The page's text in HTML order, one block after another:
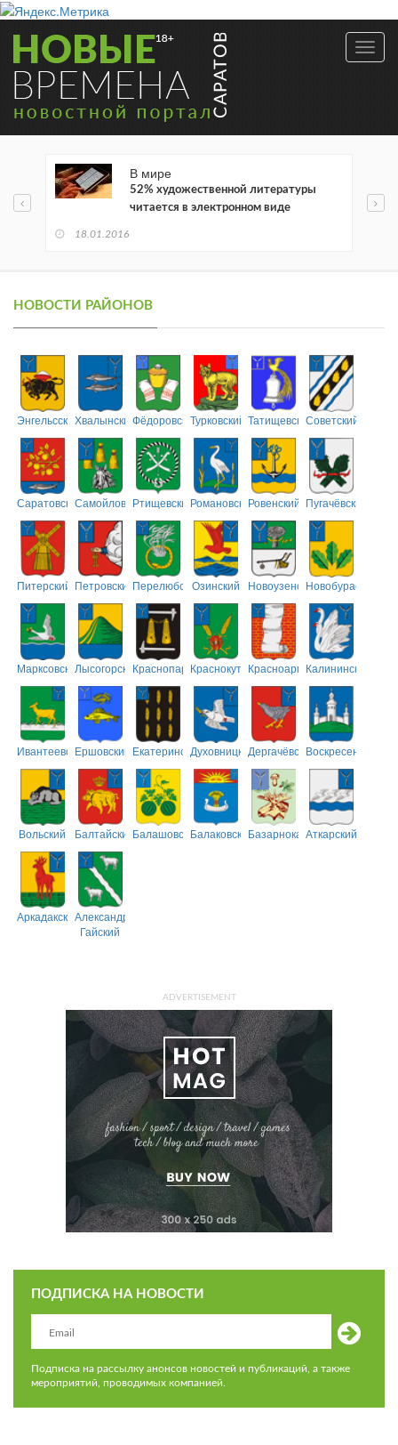
В мире
52% художественной литературы
читается в электронном виде
18.01.2016
НОВОСТИ РАЙОНОВ
ЭнгельсскийХвалынскийФёдоровскийТурковский ТатищевскийСоветский
СаратовскийСамойловскийРтищевскийРомановскийРовенский Пугачёвский
Питерский ПетровскийПерелюбскийОзинский НовоузенскийНовобурасский
МарксовскийЛысогорскийКраснопартизанский
КраснокутскийКрасноармейский
Калининский
ИвантеевскийЕршовский ЕкатериновскийДуховницкийДергачёвскийВоскресенский
Вольский БалтайскийБалашовскийБалаковскийБазарнокарабулакский
Аткарский
АркадакскийАлександрово-
Гайский
ADVERTISEMENT
ПОДПИСКА НА НОВОСТИ
Подписка на рассылку анонсов новостей и публикаций, а также
мероприятий, проводимых компанией.